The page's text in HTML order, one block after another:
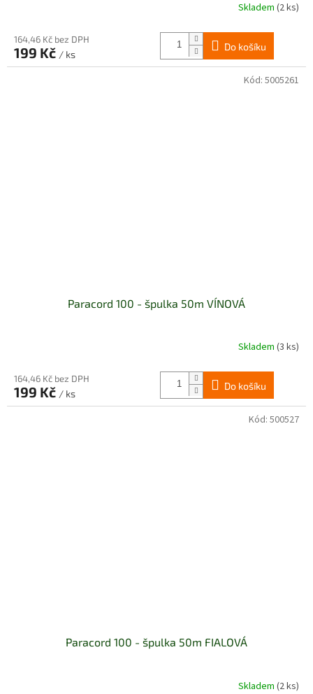
Skladem (2 ks)
164,46 Kč bez DPH
199 Kč / ks
Do košíku
Paracord 100 - špulka 50m VÍNOVÁ
Skladem (3 ks)
164,46 Kč bez DPH
199 Kč / ks
Do košíku
Kód: 5005261
Paracord 100 - špulka 50m FIALOVÁ
Skladem (2 ks)
Kód: 500527